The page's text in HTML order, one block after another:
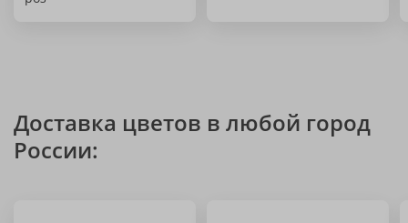
Доставка цветов в любой город
России: